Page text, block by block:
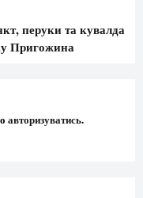
перуки та кувалда
Пригожина
авторизуватись.